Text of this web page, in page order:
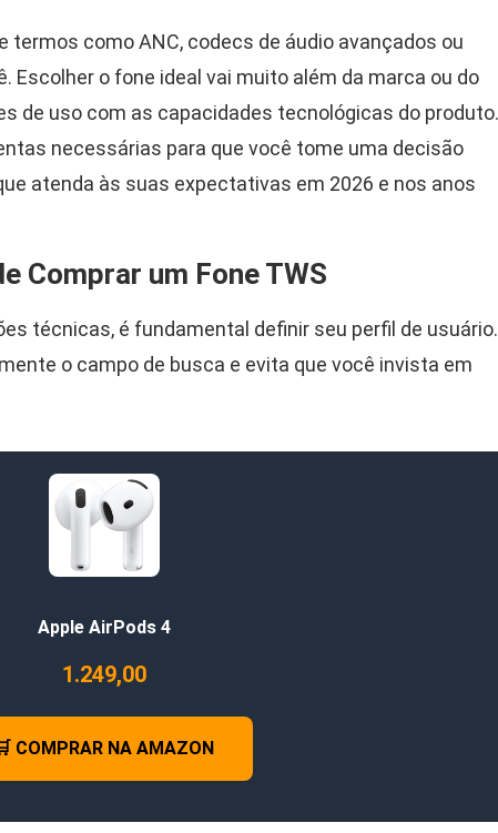
termos como ANC, codecs de áudio avançados ou
Escolher o fone ideal vai muito além da marca ou do
de uso com as capacidades tecnológicas do produto.
necessárias para que você tome uma decisão
atenda às suas expectativas em 2026 e nos anos
Comprar um Fone TWS
técnicas, é fundamental definir seu perfil de usuário.
o campo de busca e evita que você invista em
Apple AirPods 4
1.249,00
COMPRAR NA AMAZON